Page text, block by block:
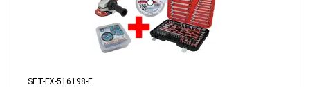
SET-FX-516198-E